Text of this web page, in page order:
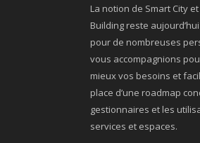
La notion de Smart City
Building reste
pour de nombreuses
vous accompagnions
mieux vos besoins et
place d’une roadmap
gestionnaires et les
services et espaces.